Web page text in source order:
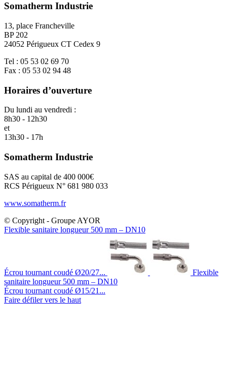
Somatherm Industrie
13, place Francheville
BP 202
24052 Périgueux CT Cedex 9
Tel : 05 53 02 69 70
Fax : 05 53 02 94 48
Horaires d’ouverture
Du lundi au vendredi :
8h30 - 12h30
et
13h30 - 17h
Somatherm Industrie
SAS au capital de 400 000€
RCS Périgueux N° 681 980 033
www.somatherm.fr
© Copyright - Groupe AYOR
Flexible sanitaire longueur 500 mm – DN10
Écrou tournant coudé Ø20/27...
Flexible
sanitaire longueur 500 mm – DN10
Écrou tournant coudé Ø15/21...
Faire défiler vers le haut